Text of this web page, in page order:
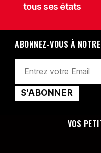
tous ses états
ABONNEZ-VOUS À
VOS